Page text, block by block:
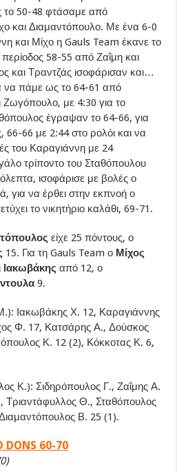
το 50-48 φτάσαμε από
και Διαμαντόπουλο. Με ένα 6-0
και Μίχο η Gauls Team έκανε το
περίοδος 58-55 από Ζαΐμη και
και Τραντζάς ισοφάρισαν και…
να πάμε ως το 64-61 από
Ζωγόπουλο, με 4:30 για το
έγραψαν το 64-66, για
66-66 με 2:44 στο ρολόι και να
του Καραγιάννη με 24
τρίποντο του Σταθόπουλου
ισοφάρισε με βολές ο
για να έρθει στην εκπνοή ο
το νικητήριο καλάθι, 69-71.
είχε 25 πόντους, ο
15. Για τη Gauls Team ο Μίχος
Ιακωβάκηςαπό 12, ο
9.
Ιακωβάκης Χ. 12, Καραγιάννης
Φ. 17, Κατσάρης Α., Δούσκος
Κ. 12 (2), Κόκκοτας Κ. 6,
Κ.): Σιδηρόπουλος Γ., Ζαΐμης Α.
Τριαντάφυλλος Θ., Σταθόπουλος
Β. 25 (1).
DONS 60-70